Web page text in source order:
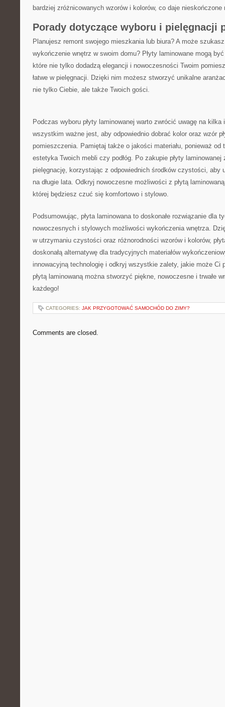
bardziej zróżnicowanych⁣ wzorów i kolorów, co daje
Porady dotyczące wyboru ​i pielęgnacji
Planujesz remont swojego mieszkania lub biura? A może
wykończenie wnętrz w swoim domu? Płyty laminowane mogą
które ‌nie tylko dodadzą elegancji i nowoczesności Twoim
łatwe w pielęgnacji. Dzięki nim możesz stworzyć unikalne
nie⁤ tylko Ciebie, ale także Twoich gości.
Podczas wyboru ‌płyty laminowanej warto zwrócić uwagę na
wszystkim ważne jest, aby odpowiednio dobrać kolor oraz wzór
pomieszczenia. Pamiętaj ‍także o jakości ‍materiału, ponieważ od
estetyka Twoich mebli czy podłóg. ‌Po‍ zakupie płyty laminowanej
pielęgnację, korzystając z odpowiednich środków czystości, aby
na długie lata. Odkryj nowoczesne możliwości z płytą​
której będziesz czuć się komfortowo i stylowo.
Podsumowując, ⁣płyta laminowana‍ to doskonałe rozwiązanie⁣ dla
nowoczesnych i stylowych możliwości wykończenia wnętrza.
w utrzymaniu czystości oraz różnorodności wzorów i kolorów,
doskonałą alternatywę dla tradycyjnych materiałów⁤
innowacyjną technologię i odkryj‌ wszystkie ‌zalety, jakie może Ci
płytą ​laminowaną można stworzyć piękne, nowoczesne i⁣ trwałe
każdego!
CATEGORIES: JAK PRZYGOTOWAĆ SAMOCHÓD DO ZIMY?
Comments are closed.